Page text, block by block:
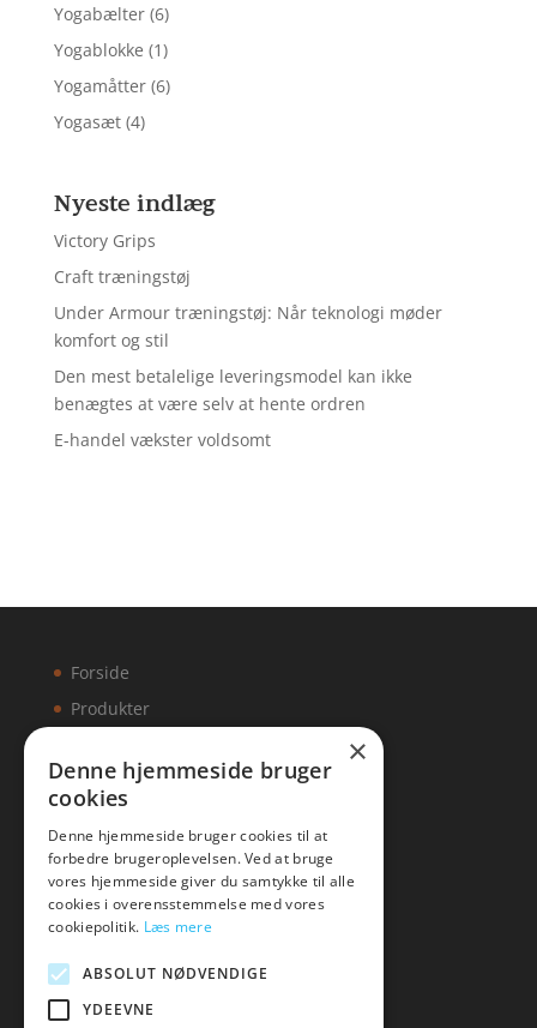
Yogabælter (6)
Yogablokke (1)
Yogamåtter (6)
Yogasæt (4)
Nyeste indlæg
Victory Grips
Craft træningstøj
Under Armour træningstøj: Når teknologi møder
komfort og stil
Den mest betalelige leveringsmodel kan ikke
benægtes at være selv at hente ordren
E-handel vækster voldsomt
Forside
Produkter
Artikler
Malawigruppen
Mail:hej@malawigruppen.dk
×
Denne hjemmeside bruger
cookies
Denne hjemmeside bruger cookies til at
forbedre brugeroplevelsen. Ved at bruge
vores hjemmeside giver du samtykke til alle
cookies i overensstemmelse med vores
cookiepolitik. Læs mere
ABSOLUT NØDVENDIGE
YDEEVNE